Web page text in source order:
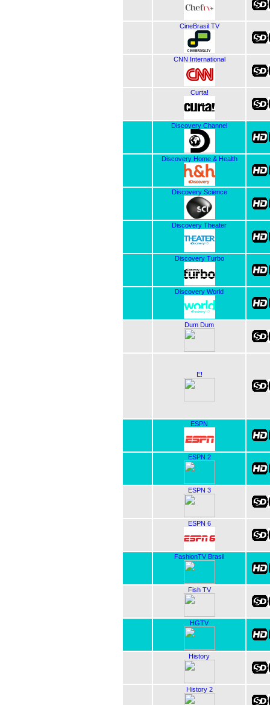
CineBrasil TV
CNN International
Curta!
Discovery Channel
Discovery Home & Health
Discovery Science
Discovery Theater
Discovery Turbo
Discovery World
Dum Dum
E!
ESPN
ESPN 2
ESPN 3
ESPN 6
FashionTV Brasil
Fish TV
HGTV
History
History 2